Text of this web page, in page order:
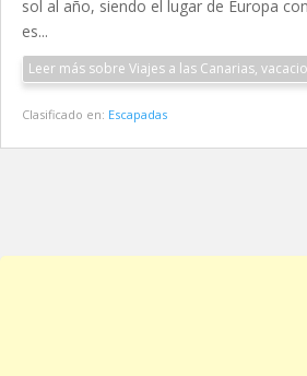
sol al año, siendo el lugar de Europa
es...
Leer más sobre Viajes a las Canarias,
Clasificado en: Escapadas